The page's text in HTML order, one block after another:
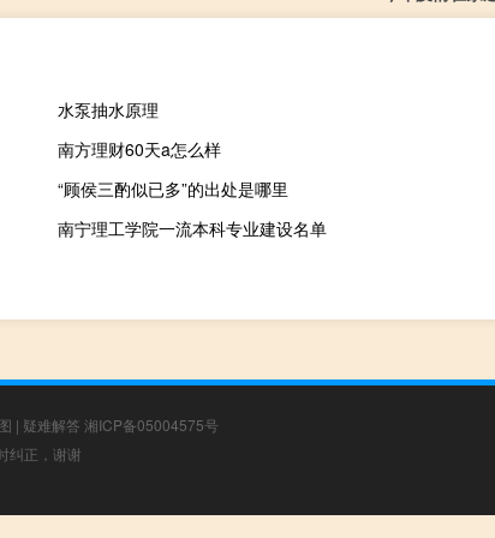
水泵抽水原理
南方理财60天a怎么样
“顾侯三酌似已多”的出处是哪里
南宁理工学院一流本科专业建设名单
| 疑难解答 湘ICP备05004575号
纠正，谢谢